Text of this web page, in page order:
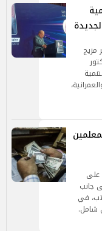
مزيج
شهر ديسمبر 2025 للمعلمين
على
جانب
في
شامل.